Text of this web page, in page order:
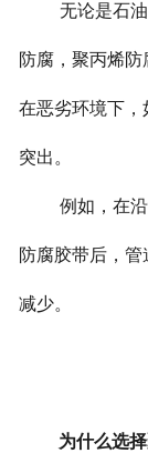
无论是石
防腐，聚丙烯
在恶劣环境下，
突出。
例如，在
防腐胶带后，
减少。
为什么选